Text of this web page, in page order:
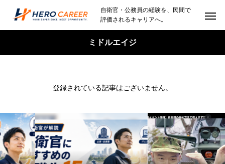
自衛官・公務員の経験を、民間で
評価されるキャリアへ。
ミドルエイジ
登録されている記事はございません。